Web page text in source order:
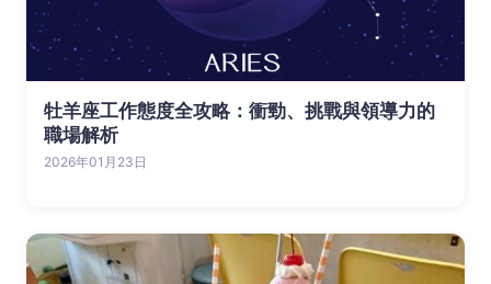
牡羊座工作態度全攻略：衝勁、挑戰與領導力的
職場解析
2026年01月23日